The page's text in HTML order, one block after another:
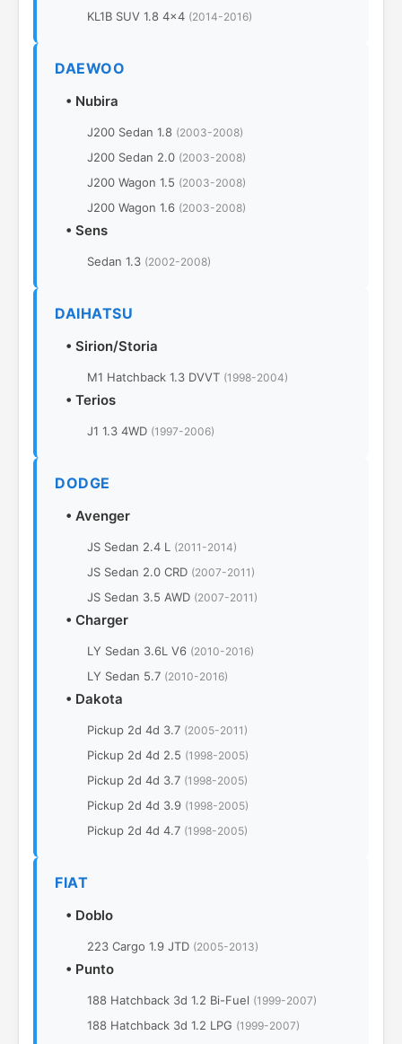
KL1B SUV 1.8 4x4 (2014-2016)
DAEWOO
• Nubira
J200 Sedan 1.8 (2003-2008)
J200 Sedan 2.0 (2003-2008)
J200 Wagon 1.5 (2003-2008)
J200 Wagon 1.6 (2003-2008)
• Sens
Sedan 1.3 (2002-2008)
DAIHATSU
• Sirion/Storia
M1 Hatchback 1.3 DVVT (1998-2004)
• Terios
J1 1.3 4WD (1997-2006)
DODGE
• Avenger
JS Sedan 2.4 L (2011-2014)
JS Sedan 2.0 CRD (2007-2011)
JS Sedan 3.5 AWD (2007-2011)
• Charger
LY Sedan 3.6L V6 (2010-2016)
LY Sedan 5.7 (2010-2016)
• Dakota
Pickup 2d 4d 3.7 (2005-2011)
Pickup 2d 4d 2.5 (1998-2005)
Pickup 2d 4d 3.7 (1998-2005)
Pickup 2d 4d 3.9 (1998-2005)
Pickup 2d 4d 4.7 (1998-2005)
FIAT
• Doblo
223 Cargo 1.9 JTD (2005-2013)
• Punto
188 Hatchback 3d 1.2 Bi-Fuel (1999-2007)
188 Hatchback 3d 1.2 LPG (1999-2007)